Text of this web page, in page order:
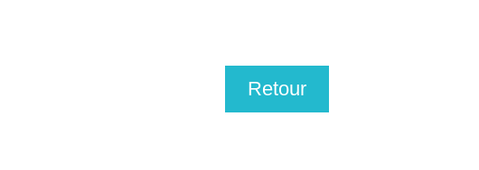
Retour